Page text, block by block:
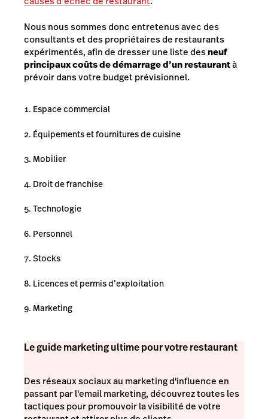
Nous nous sommes donc entretenus avec des
consultants et des propriétaires de restaurants
expérimentés, afin de dresser une liste desneuf
principaux coûts de démarrage d’un restaurantà
prévoir dans votre budget prévisionnel.
Espace commercial
Équipements et fournitures de cuisine
Mobilier
Droit de franchise
Technologie
Personnel
Stocks
Licences et permis d’exploitation
Marketing
Le guide marketing ultime pour votre restaurant
Des réseaux sociaux au marketing d'influence en
passant par l'email marketing, découvrez toutes les
tactiques pour promouvoir la visibilité de votre